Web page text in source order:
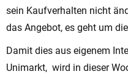
sein Kaufverhalten nicht
das Angebot, es geht um
Damit dies aus eigenem
Unimarkt, wird in dieser